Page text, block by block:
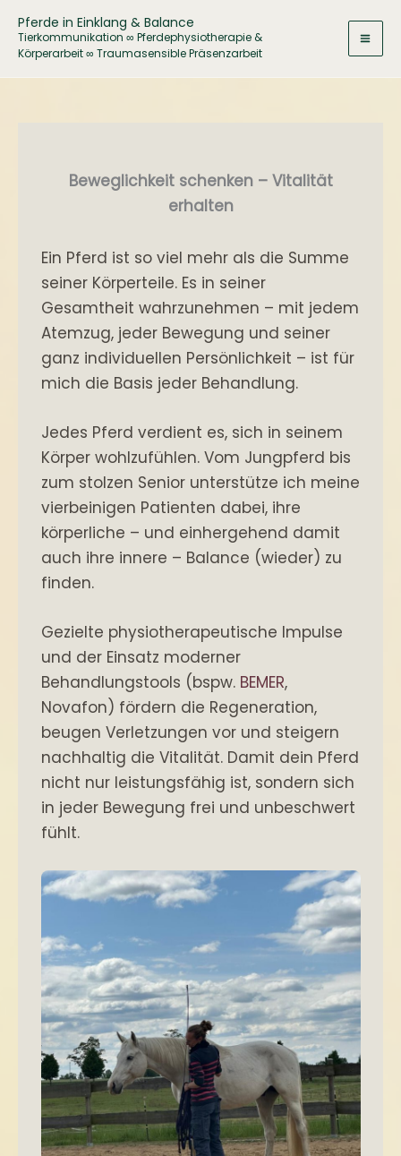
Zum
Inhalt
springen
Pferde in Einklang & Balance
Tierkommunikation ∞ Pferdephysiotherapie &
Körperarbeit ∞ Traumasensible Präsenzarbeit
Beweglichkeit schenken – Vitalität
erhalten
Ein Pferd ist so viel mehr als die Summe
seiner Körperteile. Es in seiner
Gesamtheit wahrzunehmen – mit jedem
Atemzug, jeder Bewegung und seiner
ganz individuellen Persönlichkeit – ist für
mich die Basis jeder Behandlung.
Jedes Pferd verdient es, sich in seinem
Körper wohlzufühlen. Vom Jungpferd bis
zum stolzen Senior unterstütze ich meine
vierbeinigen Patienten dabei, ihre
körperliche – und einhergehend damit
auch ihre innere – Balance (wieder) zu
finden.
Gezielte physiotherapeutische Impulse
und der Einsatz moderner
Behandlungstools (bspw. BEMER,
Novafon) fördern die Regeneration,
beugen Verletzungen vor und steigern
nachhaltig die Vitalität. Damit dein Pferd
nicht nur leistungsfähig ist, sondern sich
in jeder Bewegung frei und unbeschwert
fühlt.